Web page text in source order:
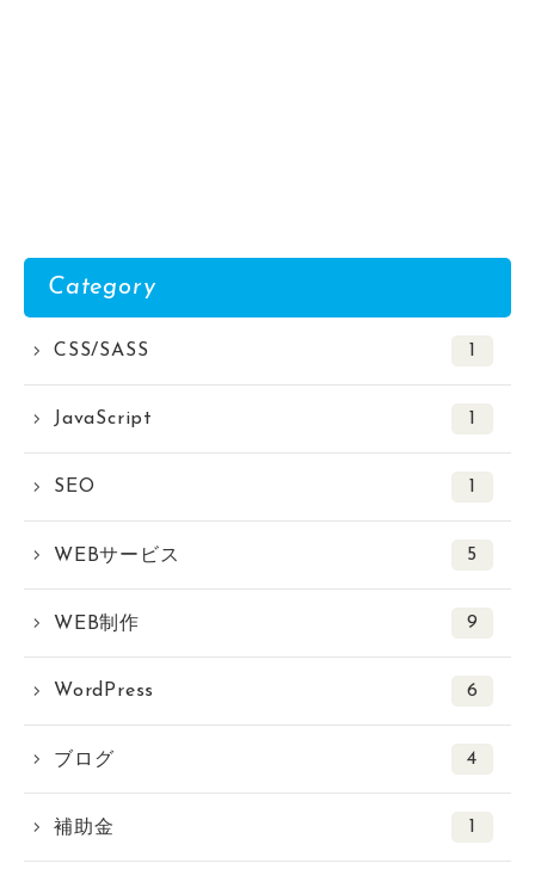
Category
CSS/SASS 1
JavaScript 1
SEO 1
WEBサービス 5
WEB制作 9
WordPress 6
ブログ 4
補助金 1